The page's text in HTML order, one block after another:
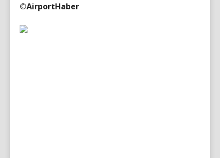
©AirportHaber